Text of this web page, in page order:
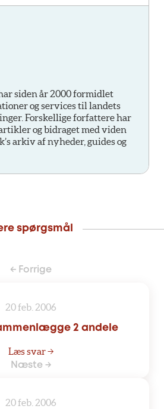
siden år 2000 formidlet
og services til landets
Forskellige forfattere har
og bidraget med viden
arkiv af nyheder, guides og
spørgsmål
← Forrige
20 feb. 2006
2 andele
Læs svar →
Næste →
20 feb. 2006